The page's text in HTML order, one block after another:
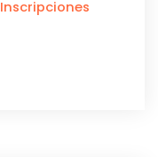
Inscripciones